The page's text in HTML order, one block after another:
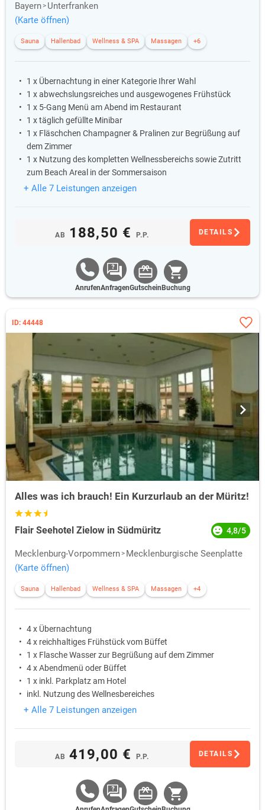
Bayern
Unterfranken
(Karte öffnen)
Sauna Hallenbad Wellness & SPA Massagen +6
1 x Übernachtung in einer Kategorie Ihrer Wahl
1 x abwechslungsreiches und ausgewogenes Frühstück
1 x 5-Gang Menü am Abend im Restaurant
1 x täglich gefüllte Minibar
1 x Fläschchen Champagner & Pralinen zur Begrüßung auf
dem Zimmer
1 x Nutzung des kompletten Wellnessbereichs sowie Zutritt
zum Beach Areal in der Sommersaison
+ Alle 7 Leistungen anzeigen
AB 188,50 € P.P. DETAILS
AnrufenAnfragenGutschein Buchung
ID: 44448
Alles was ich brauch! Ein Kurzurlaub an der Müritz!
Flair Seehotel Zielow in Südmüritz 4,8/5
Mecklenburg-Vorpommern
Mecklenburgische Seenplatte
(Karte öffnen)
Sauna Hallenbad Wellness & SPA Massagen +4
4 x Übernachtung
4 x reichhaltiges Frühstück vom Büffet
1 x Flasche Wasser zur Begrüßung auf dem Zimmer
4 x Abendmenü oder Büffet
1 x inkl. Parkplatz am Hotel
inkl. Nutzung des Wellnesbereiches
+ Alle 7 Leistungen anzeigen
AB 419,00 € P.P. DETAILS